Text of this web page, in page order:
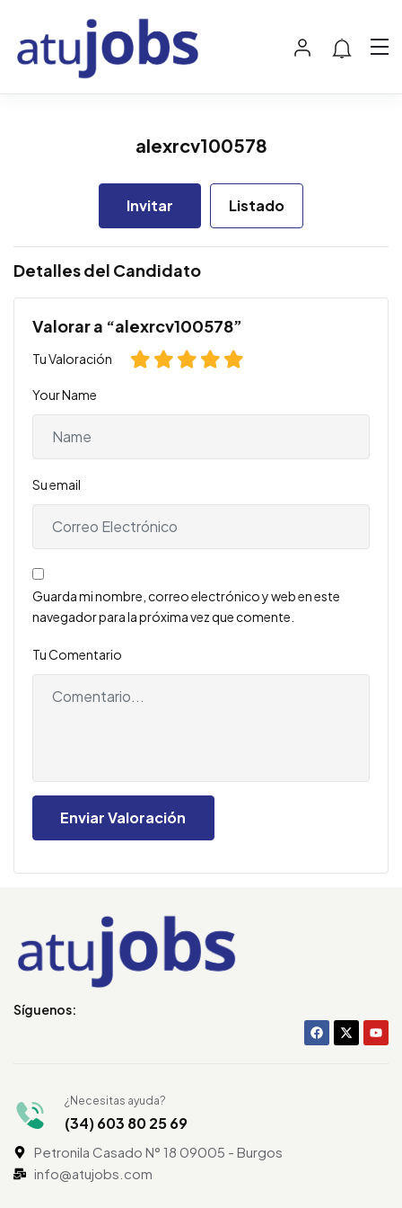
alexrcv100578
Invitar Listado
Detalles del Candidato
Valorar a “alexrcv100578”
Tu Valoración
Your Name
Su email
Guarda mi nombre, correo electrónico y web en este
navegador para la próxima vez que comente.
Tu Comentario
Síguenos:
¿Necesitas ayuda?
(34) 603 80 25 69
Petronila Casado N° 18 09005 - Burgos
info@atujobs.com